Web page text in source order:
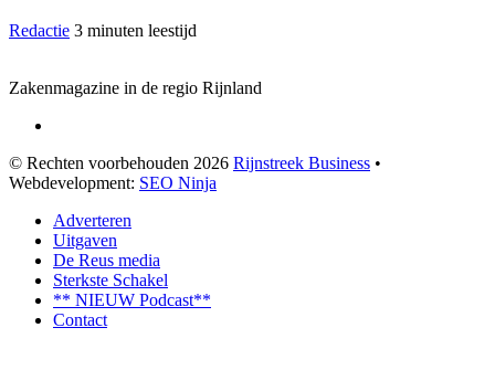
Redactie 3 minuten leestijd
Zakenmagazine in de regio Rijnland
© Rechten voorbehouden 2026 Rijnstreek Business •
Webdevelopment: SEO Ninja
Adverteren
Uitgaven
De Reus media
Sterkste Schakel
** NIEUW Podcast**
Contact